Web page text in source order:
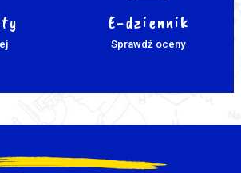
E-dziennik
Sprawdź oceny